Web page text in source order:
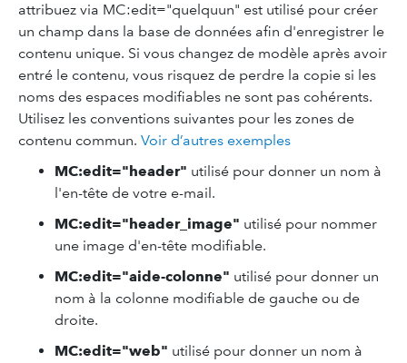
attribuez via MC:edit="quelquun" est utilisé pour créer
un champ dans la base de données afin d'enregistrer le
contenu unique. Si vous changez de modèle après avoir
entré le contenu, vous risquez de perdre la copie si les
noms des espaces modifiables ne sont pas cohérents.
Utilisez les conventions suivantes pour les zones de
contenu commun. Voir d’autres exemples
MC:edit="header" utilisé pour donner un nom à
l'en-tête de votre e-mail.
MC:edit="header_image" utilisé pour nommer
une image d'en-tête modifiable.
MC:edit="aide-colonne" utilisé pour donner un
nom à la colonne modifiable de gauche ou de
droite.
MC:edit="web" utilisé pour donner un nom à